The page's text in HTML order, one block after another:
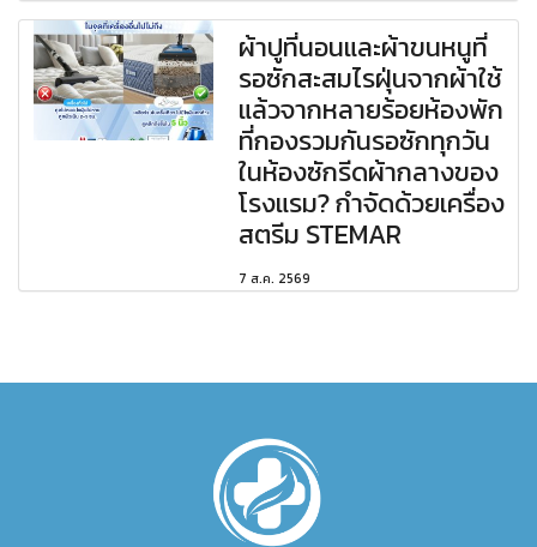
ผ้าปูที่นอนและผ้าขนหนูที่
รอซักสะสมไรฝุ่นจากผ้าใช้
แล้วจากหลายร้อยห้องพัก
ที่กองรวมกันรอซักทุกวัน
ในห้องซักรีดผ้ากลางของ
โรงแรม? กำจัดด้วยเครื่อง
สตรีม STEMAR
7 ส.ค. 2569